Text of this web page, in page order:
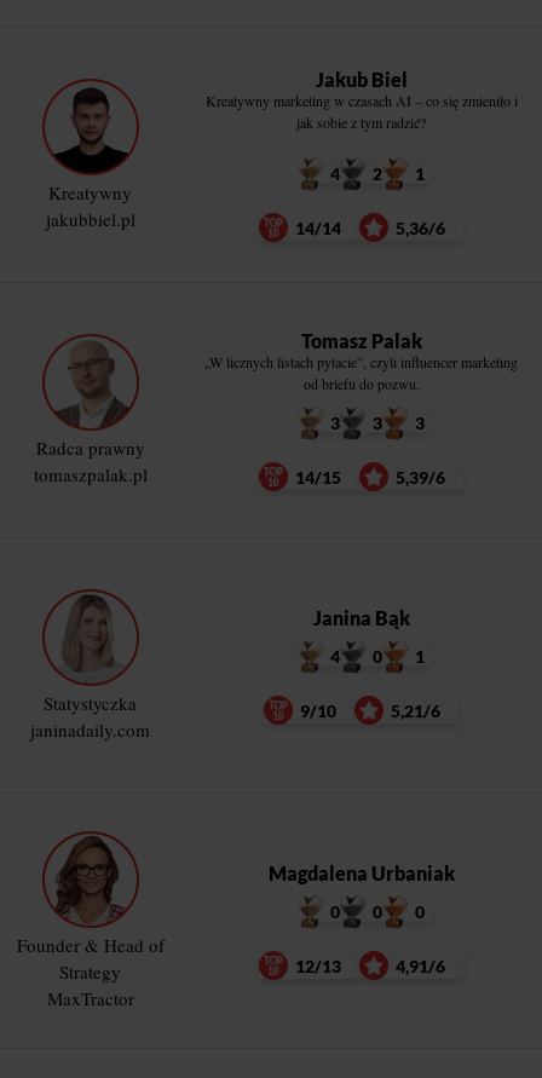
Kreatywny
jakubbiel.pl
Jakub Biel
Kreatywny marketing w czasach AI – co się zmieniło i
jak sobie z tym radzić?
4 2 1
14/14 5,36/6
Radca prawny
tomaszpalak.pl
Tomasz Palak
„W licznych listach pytacie”, czyli influencer marketing
od briefu do pozwu.
3 3 3
14/15 5,39/6
Statystyczka
janinadaily.com
Janina Bąk
4 0 1
9/10 5,21/6
Founder & Head of
Strategy
MaxTractor
Magdalena Urbaniak
0 0 0
12/13 4,91/6